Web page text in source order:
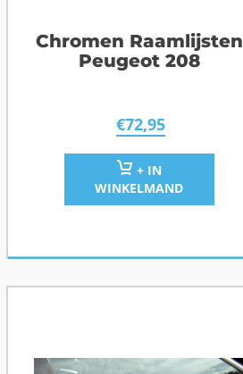
Chromen Raamlijsten
Peugeot 208
€72,95
+ IN
WINKELMAND